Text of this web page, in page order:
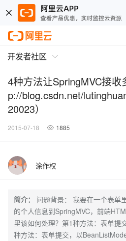
开发者社区
4种方法让SpringMVC接
p://blog.csdn.net/
20023）
2015-07-18 1885
涂作权
简介：
问题背景： 我要在一个表单
的个人信息到SpringMVC，前端
里该如何处理？第1种方法：表单提
种方法：表单提交，以